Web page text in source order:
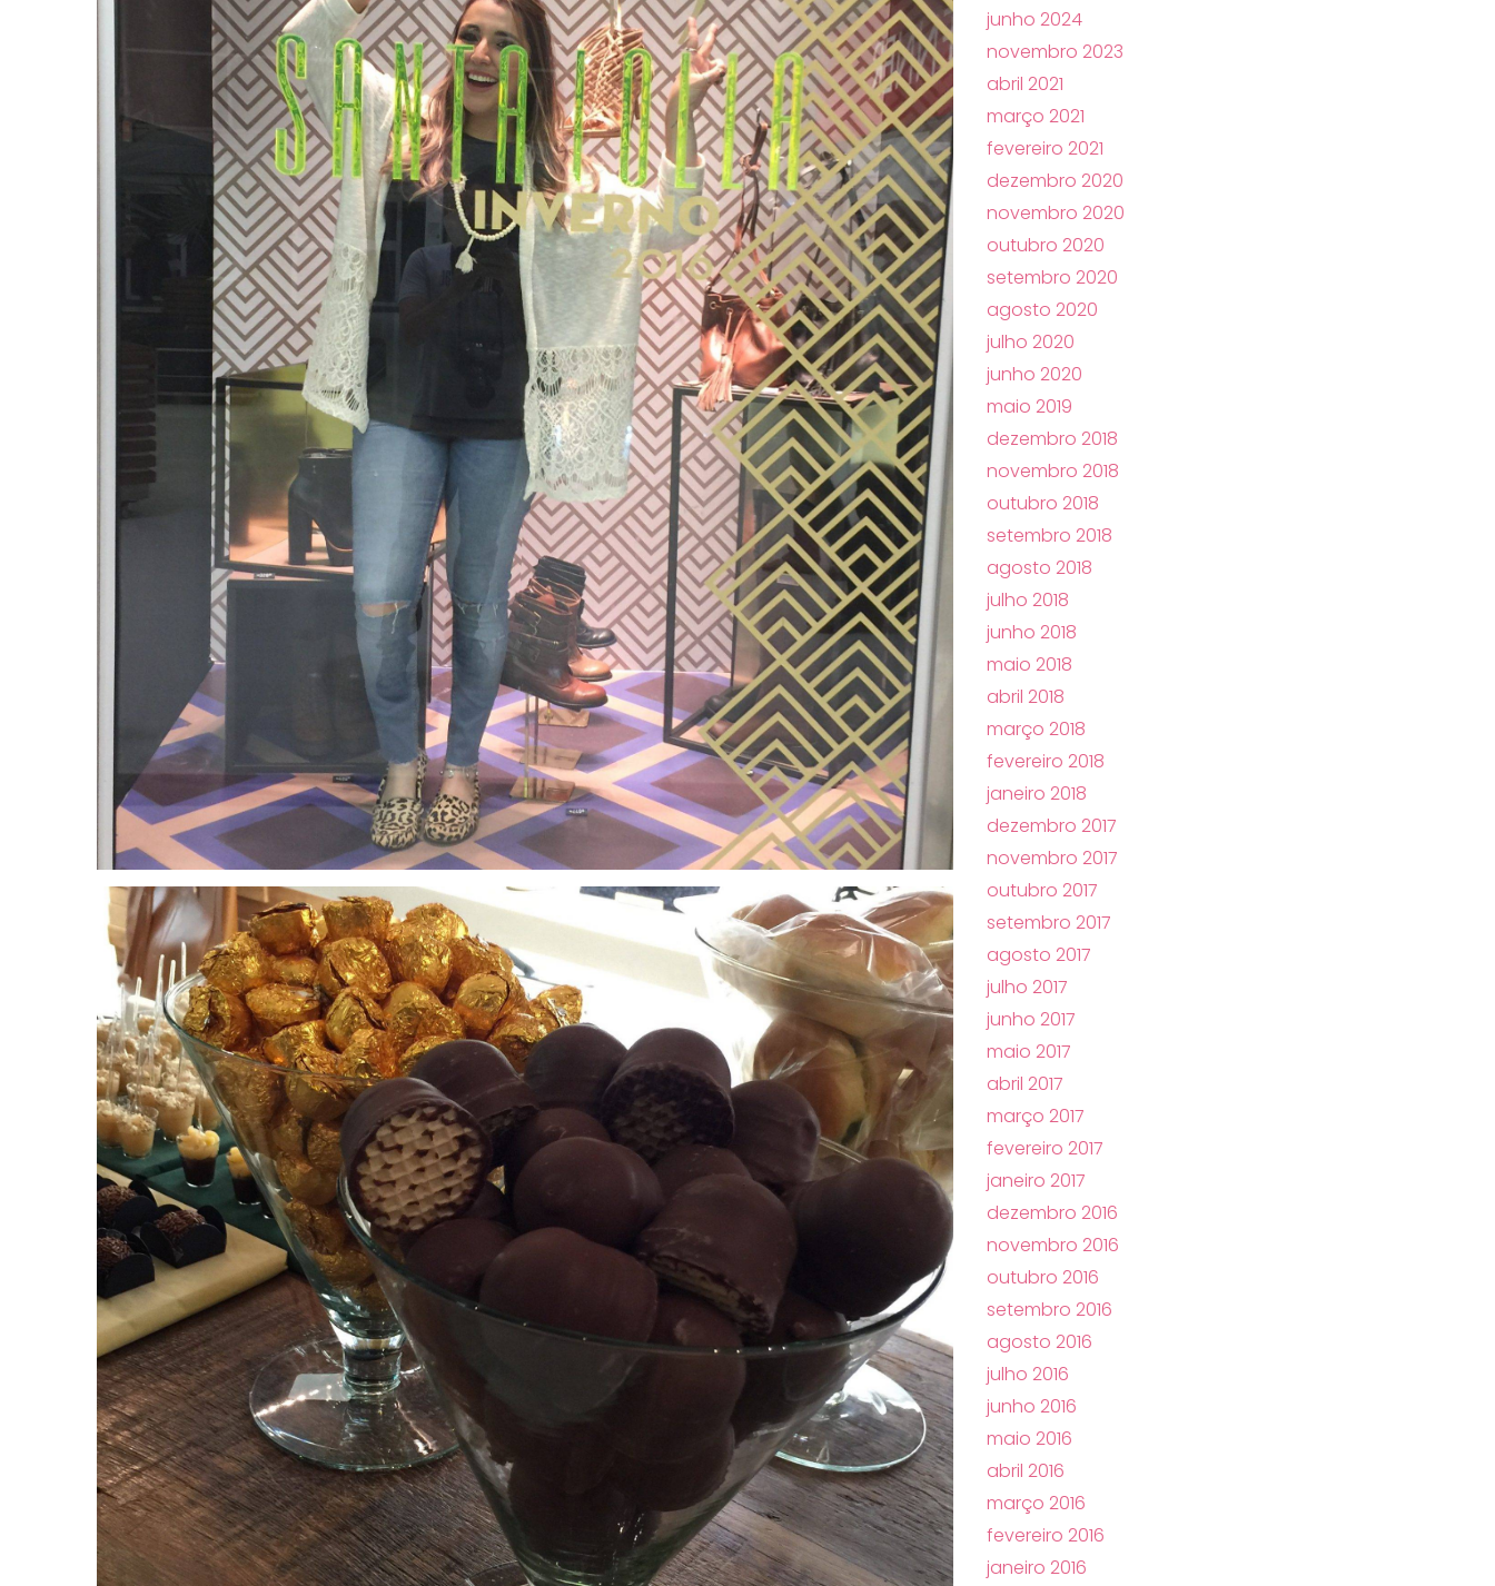
junho 2024
novembro 2023
abril 2021
março 2021
fevereiro 2021
dezembro 2020
novembro 2020
outubro 2020
setembro 2020
agosto 2020
julho 2020
junho 2020
maio 2019
dezembro 2018
novembro 2018
outubro 2018
setembro 2018
agosto 2018
julho 2018
junho 2018
maio 2018
abril 2018
março 2018
fevereiro 2018
janeiro 2018
dezembro 2017
novembro 2017
outubro 2017
setembro 2017
agosto 2017
julho 2017
junho 2017
maio 2017
abril 2017
março 2017
fevereiro 2017
janeiro 2017
dezembro 2016
novembro 2016
outubro 2016
setembro 2016
agosto 2016
julho 2016
junho 2016
maio 2016
abril 2016
março 2016
fevereiro 2016
janeiro 2016